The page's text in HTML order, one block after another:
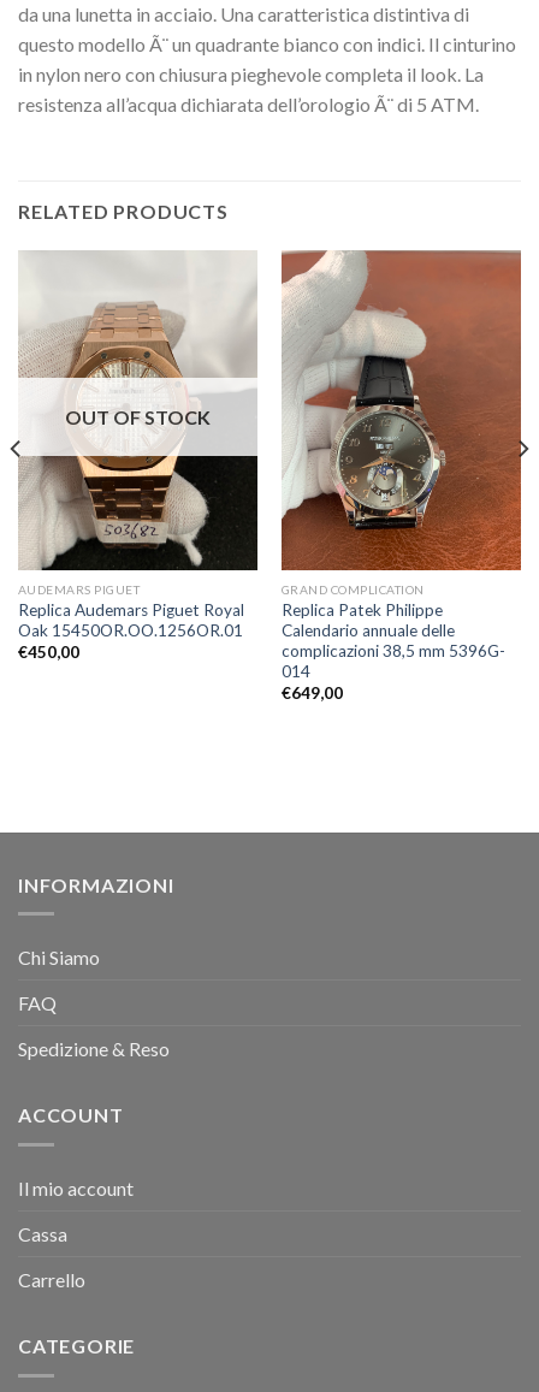
da una lunetta in acciaio. Una caratteristica distintiva di
questo modello Ã¨ un quadrante bianco con indici. Il cinturino
in nylon nero con chiusura pieghevole completa il look. La
resistenza all’acqua dichiarata dell’orologio Ã¨ di 5 ATM.
RELATED PRODUCTS
OUT OF STOCK
AUDEMARS PIGUET
Replica Audemars Piguet Royal
Oak 15450OR.OO.1256OR.01
€450,00
GRAND COMPLICATION
Replica Patek Philippe
Calendario annuale delle
complicazioni 38,5 mm 5396G-
014
€649,00
INFORMAZIONI
Chi Siamo
FAQ
Spedizione & Reso
ACCOUNT
Il mio account
Cassa
Carrello
CATEGORIE